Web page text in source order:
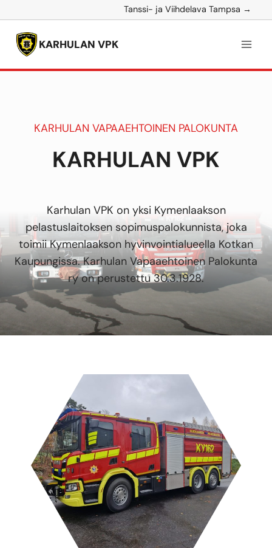
sisältöön
Tanssi- ja Viihdelava Tampsa →
KARHULAN VPK
KARHULAN VAPAAEHTOINEN PALOKUNTA
KARHULAN VPK
Karhulan VPK on yksi Kymenlaakson
pelastuslaitoksen sopimuspalokunnista, joka
toimii Kymenlaakson hyvinvointialueella Kotkan
Kaupungissa. Karhulan Vapaaehtoinen Palokunta
ry on perustettu 30.3.1928.